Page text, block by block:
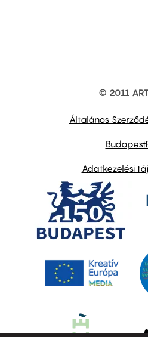
© 2011
Általános
Adatkezelési